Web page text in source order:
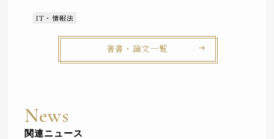
IT・情報法
著書・論文一覧
News
関連ニュース